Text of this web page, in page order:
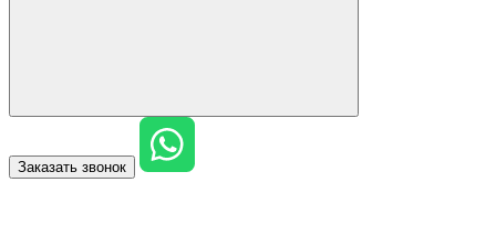
Заказать звонок